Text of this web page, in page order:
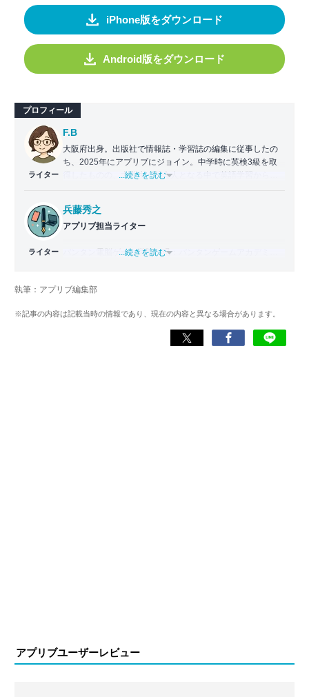
iPhone版をダウンロード
Android版をダウンロード
プロフィール
ライター
F.B
大阪府出身。出版社で情報誌・学習誌の編集に従事したの
ち、2025年にアプリブにジョイン。中学時に英検3級を取
得したものの、大学生・社会人となる中で英語学習から遠
り添える記事を目指している。
...続きを読む
ライター
兵藤秀之
アプリブ担当ライター
バンタン電脳ゲーム学院（現：バンタンゲームアカデミ
タート。2014年からはヴォラーレ株式会社（現：ナイル株
フォンアプリ関連の記事を10年以上制作。Webライティン
グ能力検定1級、漢字検定2級を所持。ゲームが持つ楽しさ
を、ツールにある便利さを伝わるライティングを心がけて
...続きを読む
執筆：アプリブ編集部
※記事の内容は記載当時の情報であり、現在の内容と異なる場合があります。
アプリブユーザーレビュー